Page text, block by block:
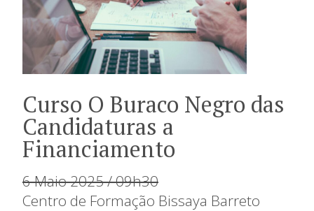
Curso O Buraco Negro das
Candidaturas a
Financiamento
6 Maio 2025 / 09h30
Centro de Formação Bissaya Barreto